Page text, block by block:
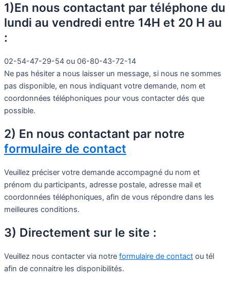
1)En nous contactant par téléphone du
lundi au vendredi entre 14H et 20 H au
:
02-54-47-29-54 ou 06-80-43-72-14
Ne pas hésiter a nous laisser un message, si nous ne sommes
pas disponible, en nous indiquant votre demande, nom et
coordonnées téléphoniques pour vous contacter dés que
possible.
2) En nous contactant par notre
formulaire de contact
Veuillez préciser votre demande accompagné du nom et
prénom du participants, adresse postale, adresse mail et
coordonnées téléphoniques, afin de vous répondre dans les
meilleures conditions.
3) Directement sur le site :
Veuillez nous contacter via notre formulaire de contact ou tél
afin de connaitre les disponibilités.